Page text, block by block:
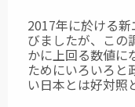
2017年に於ける
びましたが、この
かに上回る数値に
ためにいろいろと
い日本とは好対照